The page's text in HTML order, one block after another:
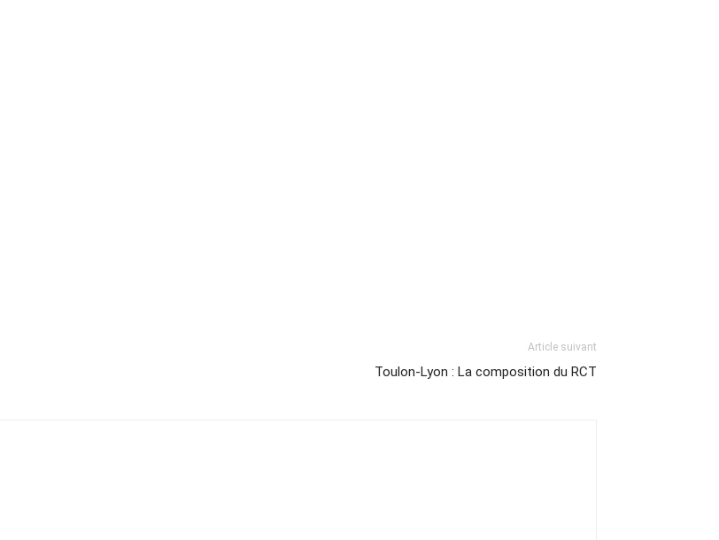
Article suivant
Toulon-Lyon : La composition du RCT